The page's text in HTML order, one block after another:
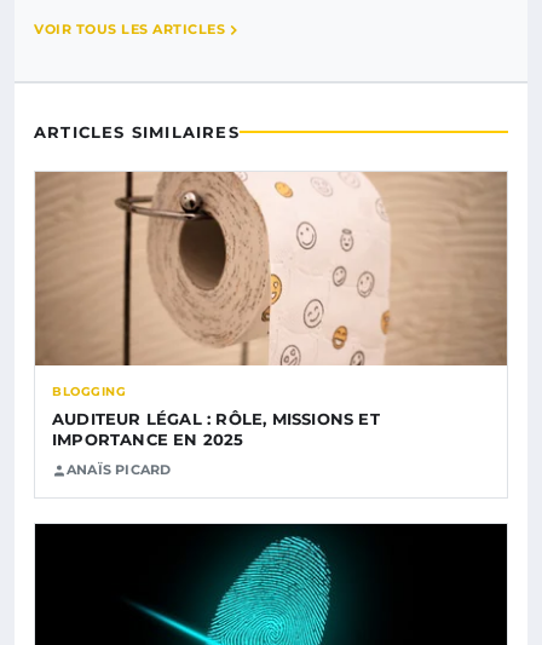
VOIR TOUS LES ARTICLES
ARTICLES SIMILAIRES
BLOGGING
AUDITEUR LÉGAL : RÔLE, MISSIONS ET
IMPORTANCE EN 2025
ANAÏS PICARD